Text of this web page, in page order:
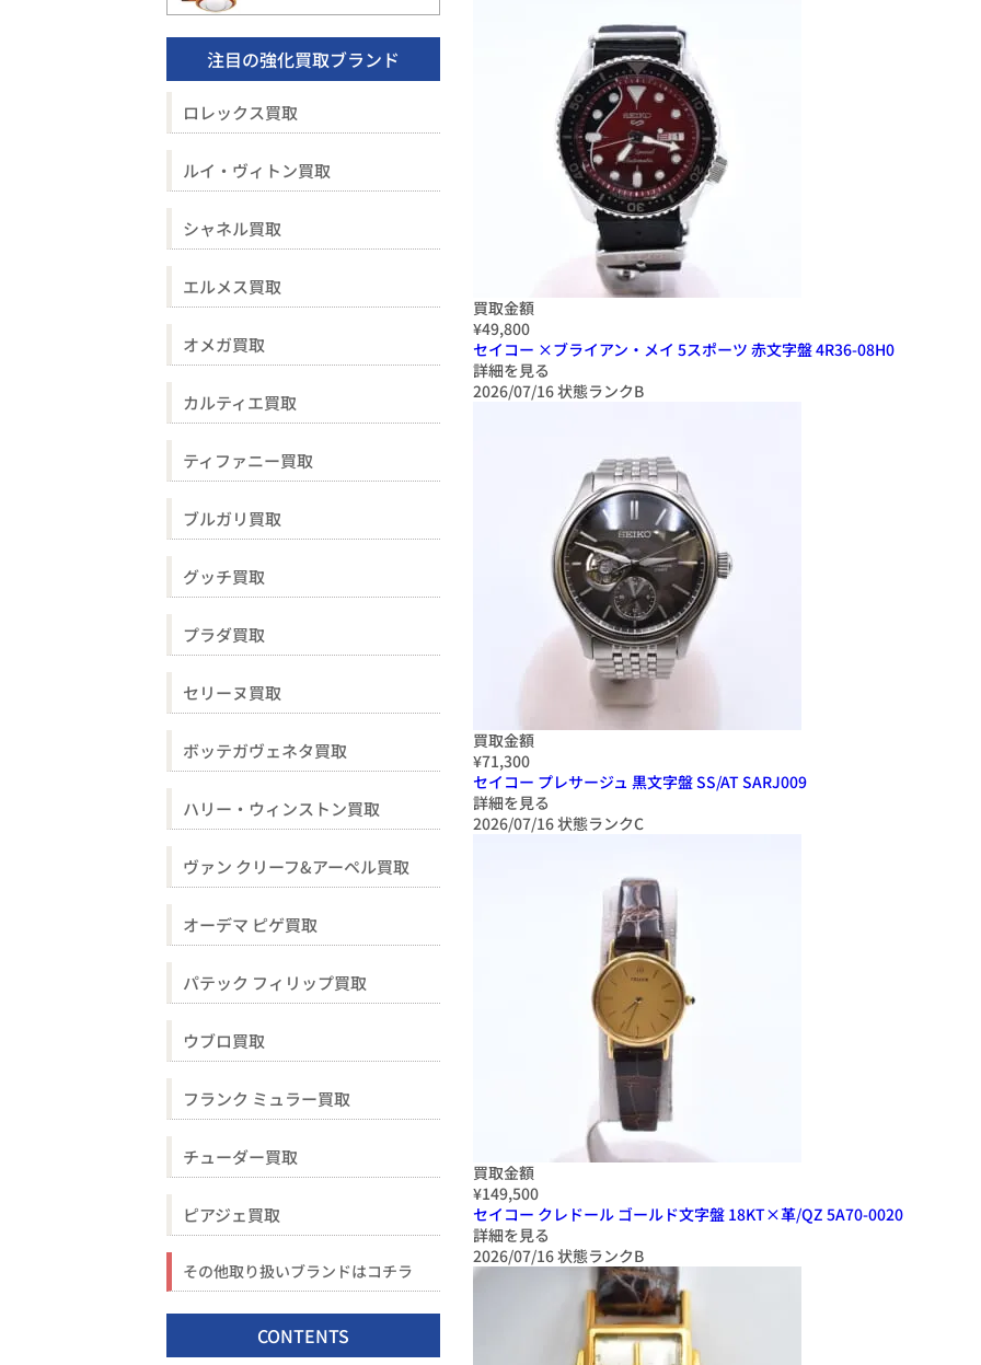
注目の強化買取ブランド
ロレックス買取
ルイ・ヴィトン買取
シャネル買取
エルメス買取
オメガ買取
カルティエ買取
ティファニー買取
ブルガリ買取
グッチ買取
プラダ買取
セリーヌ買取
ボッテガヴェネタ買取
ハリー・ウィンストン買取
ヴァン クリーフ&アーペル買取
オーデマ ピゲ買取
パテック フィリップ買取
ウブロ買取
フランク ミュラー買取
チューダー買取
ピアジェ買取
その他取り扱いブランドはコチラ
CONTENTS
買取金額
¥49,800
セイコー ×ブライアン・メイ 5スポーツ 赤文字盤 4R36-08H0
詳細を見る
2026/07/16状態ランクB
買取金額
¥71,300
セイコー プレサージュ 黒文字盤 SS/AT SARJ009
詳細を見る
2026/07/16状態ランクC
買取金額
¥149,500
セイコー クレドール ゴールド文字盤 18KT×革/QZ 5A70-0020
詳細を見る
2026/07/16状態ランクB